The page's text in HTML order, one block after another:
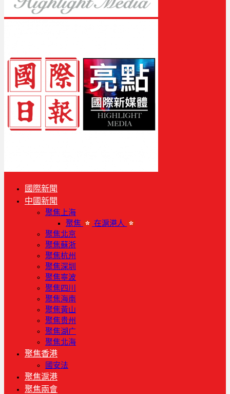
國際新聞
中國新聞
聚焦上海
聚焦
在滬港人
聚焦北京
聚焦蘇浙
聚焦杭州
聚焦深圳
聚焦寧波
聚焦四川
聚焦海南
聚焦黃山
聚焦贵州
聚焦湖广
聚焦北海
聚焦香港
國安法
聚焦滬港
聚焦兩會